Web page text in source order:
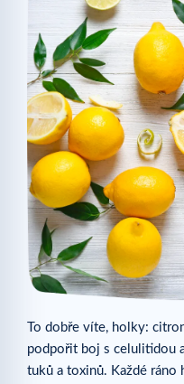
To dobře víte, holky:
podpořit boj s celulitidou
tuků a toxinů. Každé ráno